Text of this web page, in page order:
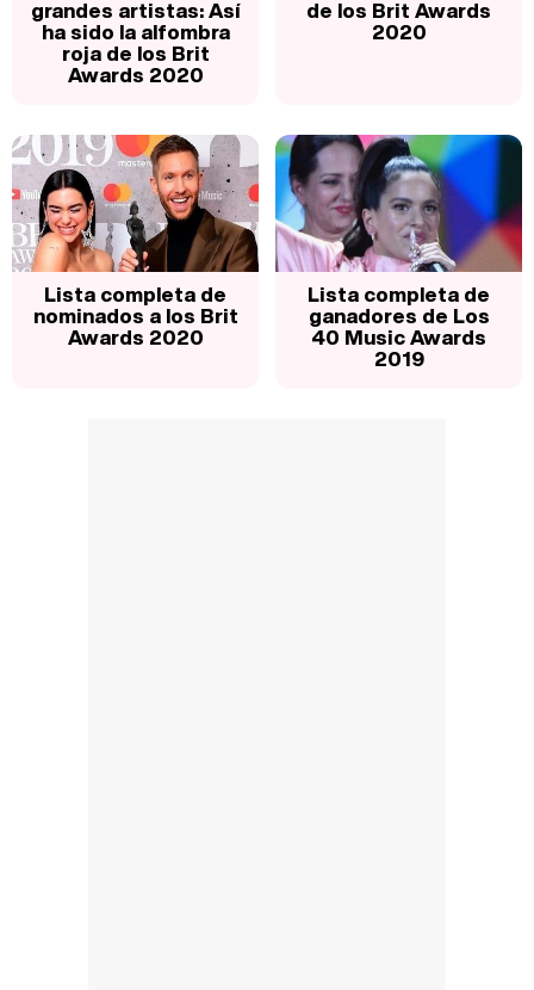
grandes artistas: Así
ha sido la alfombra
roja de los Brit
Awards 2020
de los Brit Awards
2020
Lista completa de
nominados a los Brit
Awards 2020
Lista completa de
ganadores de Los
40 Music Awards
2019